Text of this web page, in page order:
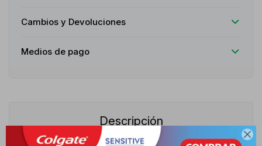

Cambios y Devoluciones
Medios de pago
Descripción